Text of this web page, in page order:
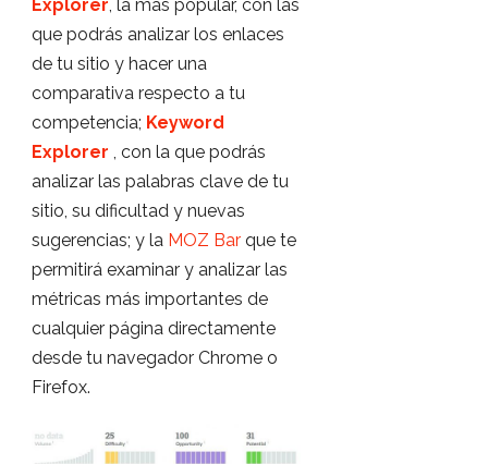
Explorer, la más popular, con las
que podrás analizar los enlaces
de tu sitio y hacer una
comparativa respecto a tu
competencia; Keyword
Explorer , con la que podrás
analizar las palabras clave de tu
sitio, su dificultad y nuevas
sugerencias; y la MOZ Bar que te
permitirá examinar y analizar las
métricas más importantes de
cualquier página directamente
desde tu navegador Chrome o
Firefox.